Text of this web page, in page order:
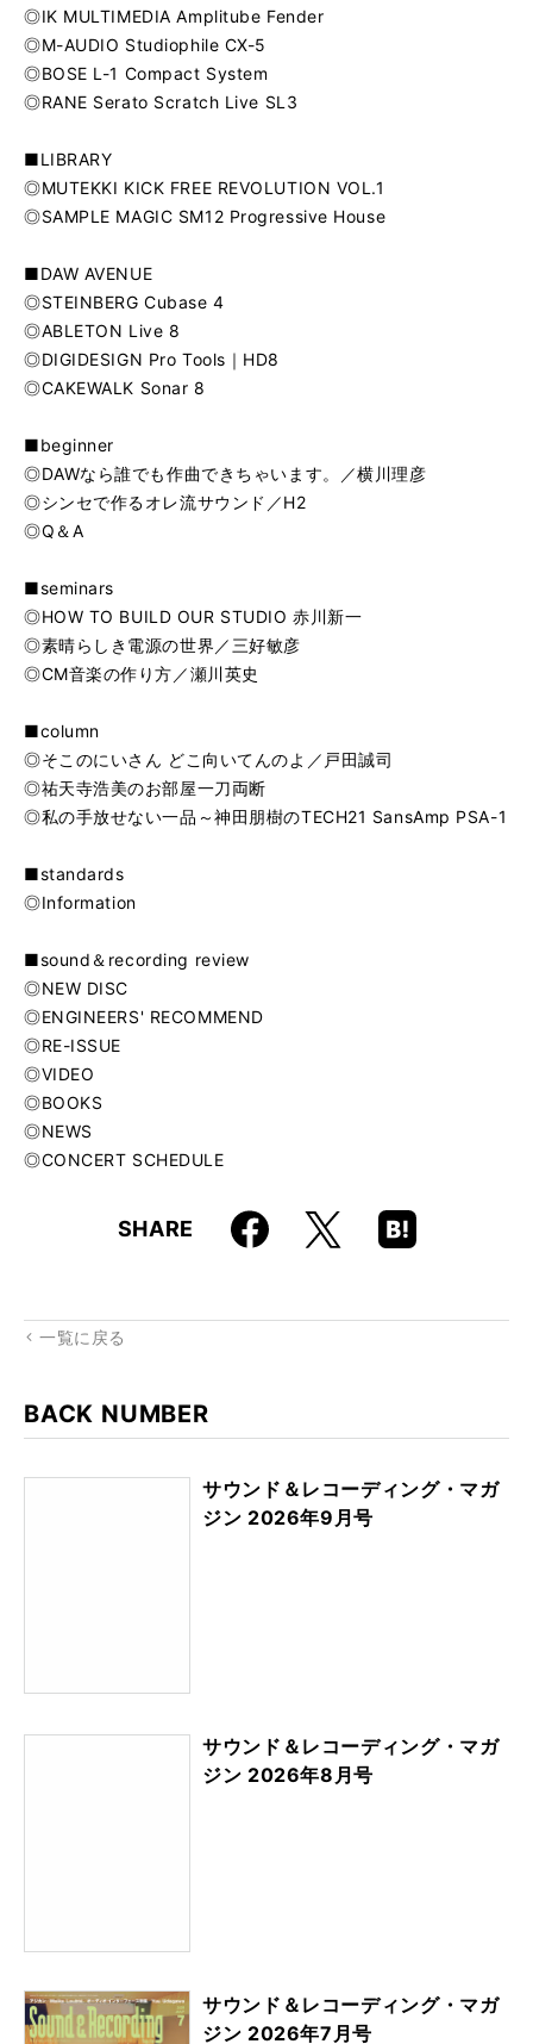
◎IK MULTIMEDIA Amplitube Fender
◎M-AUDIO Studiophile CX-5
◎BOSE L-1 Compact System
◎RANE Serato Scratch Live SL3
■LIBRARY
◎MUTEKKI KICK FREE REVOLUTION VOL.1
◎SAMPLE MAGIC SM12 Progressive House
■DAW AVENUE
◎STEINBERG Cubase 4
◎ABLETON Live 8
◎DIGIDESIGN Pro Tools｜HD8
◎CAKEWALK Sonar 8
■beginner
◎DAWなら誰でも作曲できちゃいます。／横川理彦
◎シンセで作るオレ流サウンド／H2
◎Q＆A
■seminars
◎HOW TO BUILD OUR STUDIO 赤川新一
◎素晴らしき電源の世界／三好敏彦
◎CM音楽の作り方／瀬川英史
■column
◎そこのにいさん どこ向いてんのよ／戸田誠司
◎祐天寺浩美のお部屋一刀両断
◎私の手放せない一品～神田朋樹のTECH21 SansAmp PSA-1
■standards
◎Information
■sound＆recording review
◎NEW DISC
◎ENGINEERS' RECOMMEND
◎RE-ISSUE
◎VIDEO
◎BOOKS
◎NEWS
◎CONCERT SCHEDULE
SHARE Faceboo
k
X
Hatena
Boo
一覧に戻る
BACK NUMBER
サウンド＆レコーディング・マガ
ジン 2026年9月号
サウンド＆レコーディング・マガ
ジン 2026年8月号
サウンド＆レコーディング・マガ
ジン 2026年7月号